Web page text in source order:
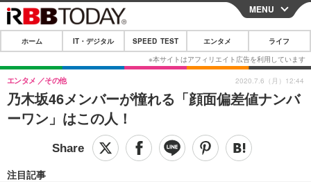
CLOSE
ホーム
IT・デジタル
IT・デジタルTOP スマートフォン
ショッピング その他
SPEED TEST
エンタメTOP 映画・ドラマ
MENU
ホーム IT・デジタル SPEED TEST エンタメ ライフ
乃木坂46メンバーが憧れる「顔面偏差値ナンバ
ーワン」はこの人！
エンタメ その他
注目記事
2020.7.6（月）12:44